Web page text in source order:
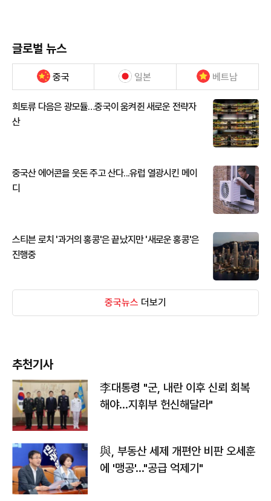
글로벌 뉴스
중국 일본 베트남
희토류 다음은 광모듈…중국이 움켜쥔 새로운 전략자
산
중국산 에어콘을 웃돈 주고 산다...유럽 열광시킨 메이
디
스티븐 로치 '과거의 홍콩'은 끝났지만 '새로운 홍콩'은
진행중
중국뉴스 더보기
추천기사
李대통령 "군, 내란 이후 신뢰 회복
해야…지휘부 헌신해달라"
與, 부동산 세제 개편안 비판 오세훈
에 '맹공'…"공급 억제기"